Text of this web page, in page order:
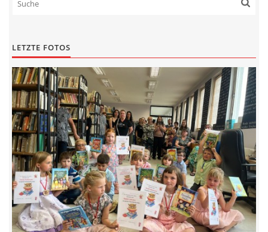
LETZTE FOTOS